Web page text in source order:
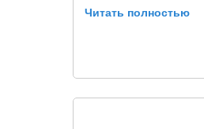
Читать полностью